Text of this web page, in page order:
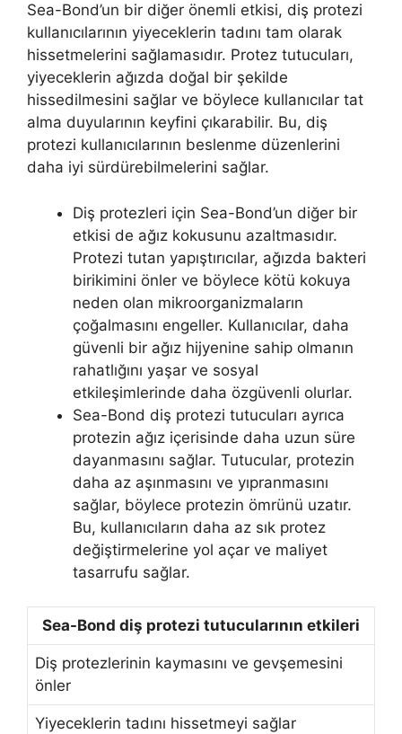
Sea-Bond’un bir diğer önemli etkisi, diş protezi
kullanıcılarının yiyeceklerin tadını tam olarak
hissetmelerini sağlamasıdır. Protez tutucuları,
yiyeceklerin ağızda doğal bir şekilde
hissedilmesini sağlar ve böylece kullanıcılar tat
alma duyularının keyfini çıkarabilir. Bu, diş
protezi kullanıcılarının beslenme düzenlerini
daha iyi sürdürebilmelerini sağlar.
Diş protezleri için Sea-Bond’un diğer bir
etkisi de ağız kokusunu azaltmasıdır.
Protezi tutan yapıştırıcılar, ağızda bakteri
birikimini önler ve böylece kötü kokuya
neden olan mikroorganizmaların
çoğalmasını engeller. Kullanıcılar, daha
güvenli bir ağız hijyenine sahip olmanın
rahatlığını yaşar ve sosyal
etkileşimlerinde daha özgüvenli olurlar.
Sea-Bond diş protezi tutucuları ayrıca
protezin ağız içerisinde daha uzun süre
dayanmasını sağlar. Tutucular, protezin
daha az aşınmasını ve yıpranmasını
sağlar, böylece protezin ömrünü uzatır.
Bu, kullanıcıların daha az sık protez
değiştirmelerine yol açar ve maliyet
tasarrufu sağlar.
Sea-Bond diş protezi tutucularının etkileri
Diş protezlerinin kaymasını ve gevşemesini
önler
Yiyeceklerin tadını hissetmeyi sağlar